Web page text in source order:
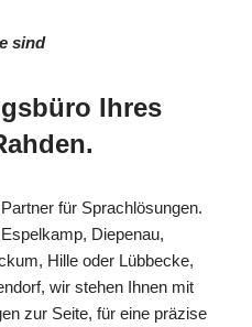
sind
Ihres
für Sprachlösungen.
Diepenau,
Hille oder Lübbecke,
wir stehen Ihnen mit
zur Seite, für eine präzise